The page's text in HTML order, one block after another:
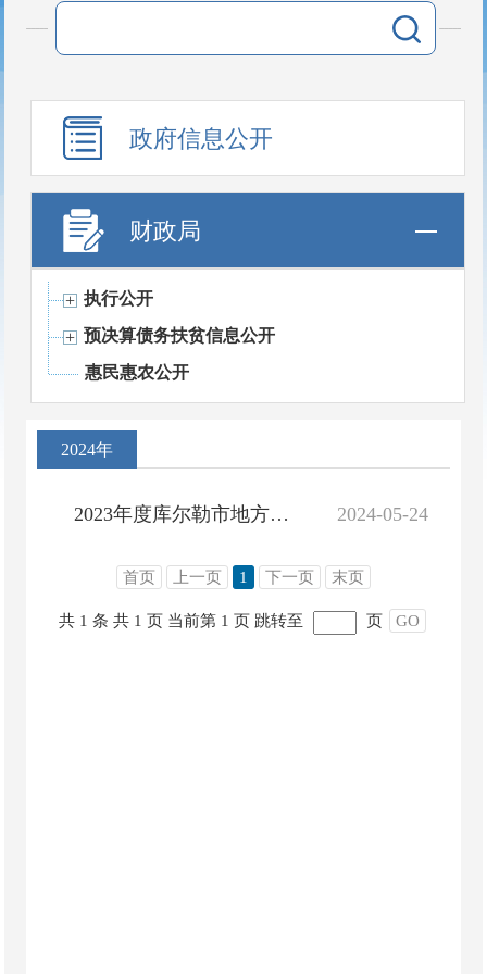
政府信息公开
财政局
执行公开
预决算债务扶贫信息公开
惠民惠农公开
2024年
2024-05-24
2023年度库尔勒市地方政府债务情况说明及附表
首页 上一页 1 下一页 末页
共 1 条 共 1 页 当前第 1 页 跳转至 页 GO